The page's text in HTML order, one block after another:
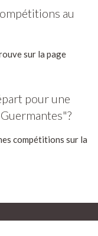
au
sur la page
pour une
compétitions sur la